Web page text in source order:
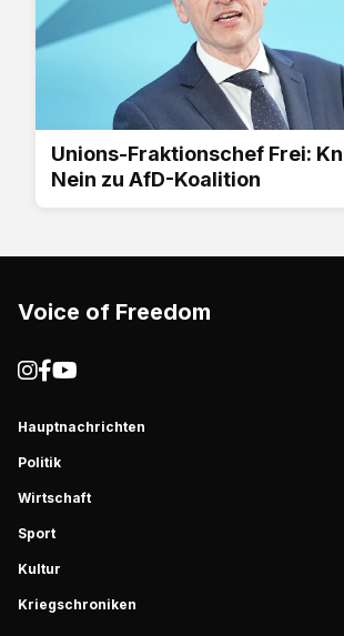
Unions-Fraktionschef Frei:
Nein zu AfD-Koalition
Voice of Freedom
Hauptnachrichten
Politik
Wirtschaft
Sport
Kultur
Kriegschroniken